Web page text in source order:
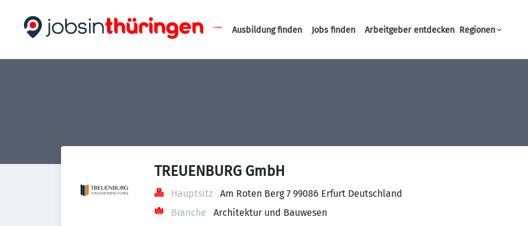
Haupt-Navigation
Ausbildung finden Jobs finden Arbeitgeber entdecken Regionen
TREUENBURG GmbH
Hauptsitz
Am Roten Berg 7 99086 Erfurt Deutschland
Branche
Architektur und Bauwesen